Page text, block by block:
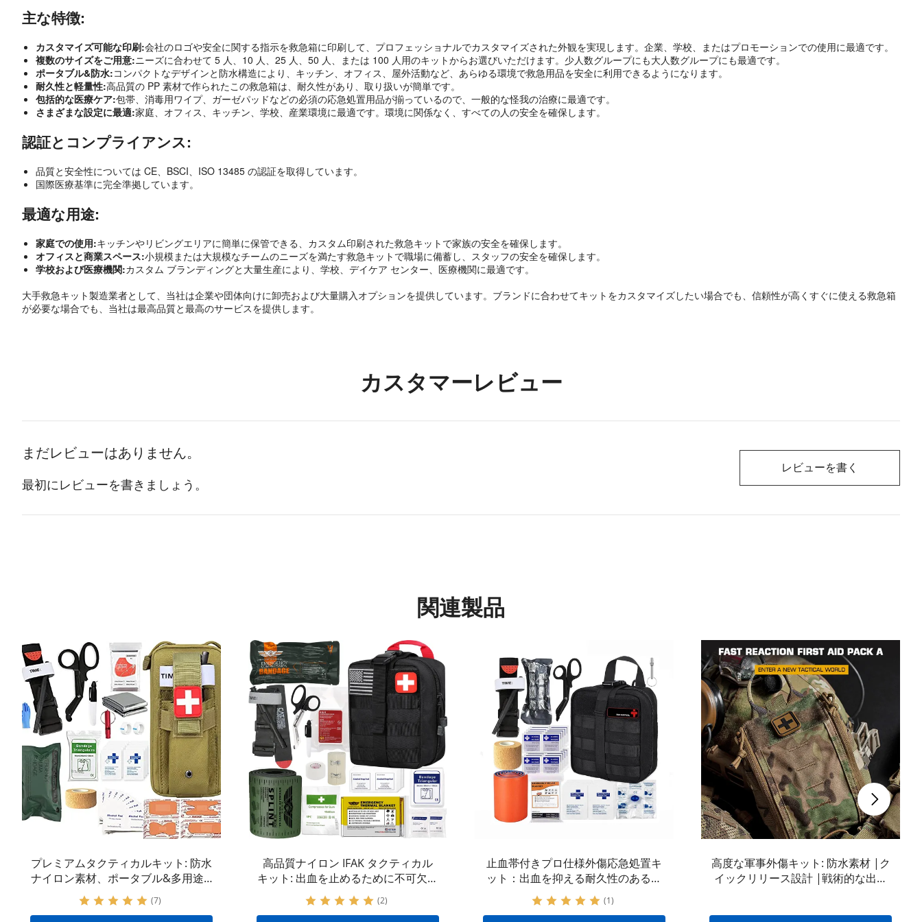
主な特徴:
カスタマイズ可能な印刷:会社のロゴや安全に関する指示を救急箱に印刷して、プロフェッショナルでカスタマイズされた外観を実現します。企業、学校、またはプロモーションでの使用に最適です。
複数のサイズをご用意:ニーズに合わせて 5 人、10 人、25 人、50 人、または 100 人用のキットからお選びいただけます。少人数グループにも大人数グループにも最適です。
ポータブル&防水:コンパクトなデザインと防水構造により、キッチン、オフィス、屋外活動など、あらゆる環境で救急用品を安全に利用できるようになります。
耐久性と軽量性:高品質の PP 素材で作られたこの救急箱は、耐久性があり、取り扱いが簡単です。
包括的な医療ケア:包帯、消毒用ワイプ、ガーゼパッドなどの必須の応急処置用品が揃っているので、一般的な怪我の治療に最適です。
さまざまな設定に最適:家庭、オフィス、キッチン、学校、産業環境に最適です。環境に関係なく、すべての人の安全を確保します。
認証とコンプライアンス:
品質と安全性については CE、BSCI、ISO 13485 の認証を取得しています。
国際医療基準に完全準拠しています。
最適な用途:
家庭での使用:キッチンやリビングエリアに簡単に保管できる、カスタム印刷された救急キットで家族の安全を確保します。
オフィスと商業スペース:小規模または大規模なチームのニーズを満たす救急キットで職場に備蓄し、スタッフの安全を確保します。
学校および医療機関:カスタム ブランディングと大量生産により、学校、デイケア センター、医療機関に最適です。
大手救急キット製造業者として、当社は企業や団体向けに卸売および大量購入オプションを提供しています。ブランドに合わせてキットをカスタマイズしたい場合でも、信頼性が高くすぐに使える救急箱
が必要な場合でも、当社は最高品質と最高のサービスを提供します。
カスタマーレビュー
まだレビューはありません。
最初にレビューを書きましょう。
レビューを書く
関連製品
プレミアムタクティカルキット: 防水
ナイロン素材、ポータブル&多用途 |
IFAK 止血機能付き外傷キット |
OEM&ODMリクエストの受け入れ
(7)
高品質ナイロン IFAK タクティカル
キット: 出血を止めるために不可欠な
メーカー製のタクティカル ギア
(2)
止血帯付きプロ仕様外傷応急処置キ
ット：出血を抑える耐久性のあるナ
イロン製タクティカルギア
(1)
高度な軍事外傷キット: 防水素材 |ク
イックリリース設計 |戦術的な出血